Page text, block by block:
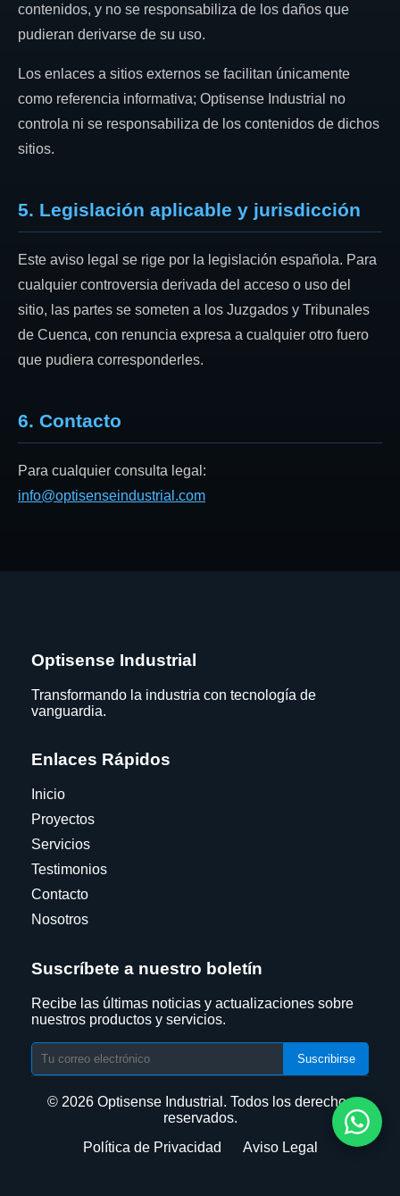
contenidos, y no se responsabiliza de los daños que
pudieran derivarse de su uso.
Los enlaces a sitios externos se facilitan únicamente
como referencia informativa; Optisense Industrial no
controla ni se responsabiliza de los contenidos de dichos
sitios.
5. Legislación aplicable y jurisdicción
Este aviso legal se rige por la legislación española. Para
cualquier controversia derivada del acceso o uso del
sitio, las partes se someten a los Juzgados y Tribunales
de Cuenca, con renuncia expresa a cualquier otro fuero
que pudiera corresponderles.
6. Contacto
Para cualquier consulta legal:
info@optisenseindustrial.com
Optisense Industrial
Transformando la industria con tecnología de
vanguardia.
Enlaces Rápidos
Inicio
Proyectos
Servicios
Testimonios
Contacto
Nosotros
Suscríbete a nuestro boletín
Recibe las últimas noticias y actualizaciones sobre
nuestros productos y servicios.
Suscribirse
© 2026 Optisense Industrial. Todos los derechos
reservados.
Política de Privacidad
Aviso Legal